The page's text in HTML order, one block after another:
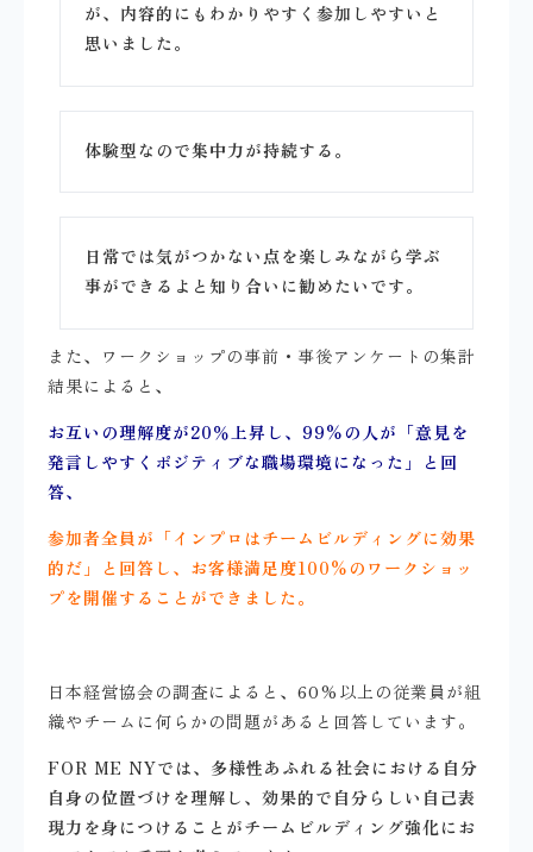
が、内容的にもわかりやすく参加しやすいと
思いました。
体験型なので集中力が持続する。
日常では気がつかない点を楽しみながら学ぶ
事ができるよと知り合いに勧めたいです。
また、ワークショップの事前・事後アンケートの集計
結果によると、
お互いの理解度が20％上昇し、99%の人が「意見を
発言しやすくポジティブな職場環境になった」と回
答、
参加者全員が「インプロはチームビルディングに効果
的だ」と回答し、お客様満足度100%のワークショッ
プを開催することができました。
日本経営協会の調査によると、60%以上の従業員が組
織やチームに何らかの問題があると回答しています。
FOR ME NYでは、多様性あふれる社会における自分
自身の位置づけを理解し、効果的で自分らしい自己表
現力を身につけることがチームビルディング強化にお